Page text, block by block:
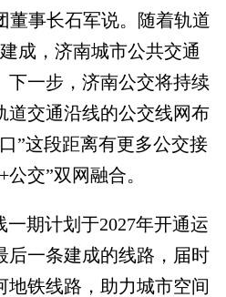
董事长石军说。随着轨道
成，济南城市公共交通
下一步，济南公交将持续
道交通沿线的公交线网布
”这段距离有更多公交接
交”双网融合。
期计划于2027年开通运
后一条建成的线路，届时
地铁线路，助力城市空间